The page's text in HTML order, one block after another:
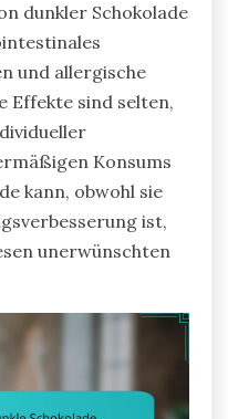
dunkler Schokolade
und allergische
Effekte sind selten,
Konsums
kann, obwohl sie
ist,
unerwünschten